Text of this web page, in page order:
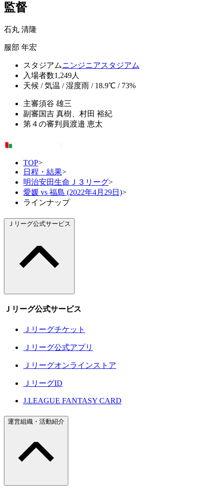
監督
石丸 清隆
服部 年宏
スタジアムニンジニアスタジアム
入場者数1,249人
天候 / 気温 / 湿度雨 / 18.9℃ / 73%
主審須谷 雄三
副審国吉 真樹、村田 裕紀
第４の審判員渡邉 恵太
TOP>
日程・結果>
明治安田生命Ｊ３リーグ>
愛媛 vs 福島 (2022年4月29日)>
ラインナップ
Ｊリーグ公式サービス
Ｊリーグ公式サービス
Ｊリーグチケット
Ｊリーグ公式アプリ
Ｊリーグオンラインストア
ＪリーグID
J.LEAGUE FANTASY CARD
運営組織・活動紹介